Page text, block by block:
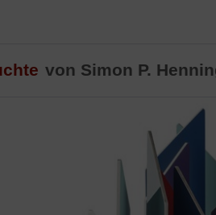
von Simon P.